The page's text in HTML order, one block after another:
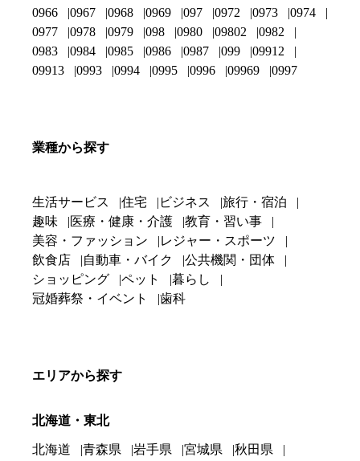
0966
0967 0968 0969 097 0972 0973
0974
0977
0978 0979 098 0980 09802
0982
0983
0984 0985 0986 0987 099
09912
09913
0993 0994 0995 0996 09969 0997
業種から探す
生活サービス 住宅 ビジネス
旅行・宿泊
趣味
医療・健康・介護
教育・習い事
美容・ファッション
レジャー・スポーツ
飲食店
自動車・バイク
公共機関・団体
ショッピング
ペット
暮らし
冠婚葬祭・イベント
歯科
エリアから探す
北海道・東北
北海道 青森県 岩手県 宮城県
秋田県